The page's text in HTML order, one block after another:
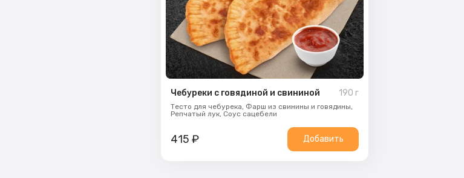
Чебуреки с говядиной и свининой 190 г
Тесто для чебурека, Фарш из свинины и говядины,
Репчатый лук, Соус сацебели
415 ₽ Добавить